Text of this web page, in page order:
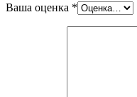
Ваша оценка *